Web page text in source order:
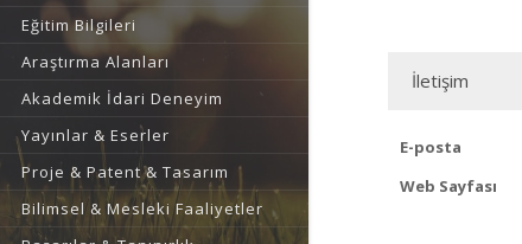
Eğitim Bilgileri
Araştırma Alanları
Akademik İdari Deneyim
Yayınlar & Eserler
Proje & Patent & Tasarım
Bilimsel & Mesleki Faaliyetler
İletişim
E-posta
Web Sayfası